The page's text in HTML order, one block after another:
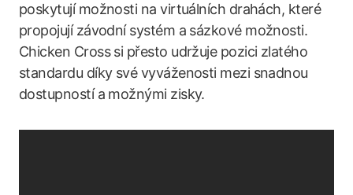
poskytují možnosti na virtuálních drahách, které
propojují závodní systém a sázkové možnosti.
Chicken Cross si přesto udržuje pozici zlatého
standardu díky své vyváženosti mezi snadnou
dostupností a možnými zisky.